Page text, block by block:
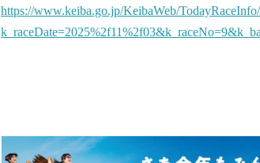
https://www.keiba.go.jp/KeibaWeb/